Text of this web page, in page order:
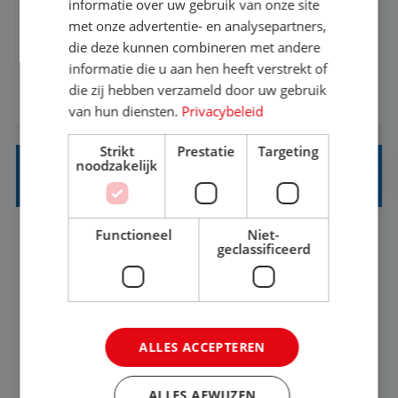
het nu voor jezelf is, of voor een ander: jij vindt
het super om een mooie reis van A tot Z te
regelen. Door jouw kennis en ervaring leren onze
vakantiegangers de meest prachtige plekjes op
aarde kennen! 🏝️Wat ga je doen?Klantgericht
werken: of het nu gaat om vragen ...
BEKIJK VACATURE
STAGIAIR BUSINESS INTELLIGENCE
's-Hertogenbosch
37-40+ uur
informatiebehoefte van verschillende interne
afdelingen specificeren. Aan de hand van deze
informatie over uw gebruik van onze site
met onze advertentie- en analysepartners,
die deze kunnen combineren met andere
informatie die u aan hen heeft verstrekt of
die zij hebben verzameld door uw gebruik
van hun diensten. Privacybeleid
Strikt
noodzakelijk
Prestatie Targeting
Functioneel
Niet-
geclassificeerd
ALLES ACCEPTEREN